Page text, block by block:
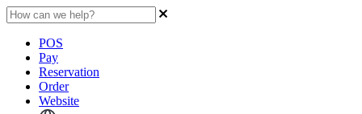
POS
Pay
Reservation
Order
Website